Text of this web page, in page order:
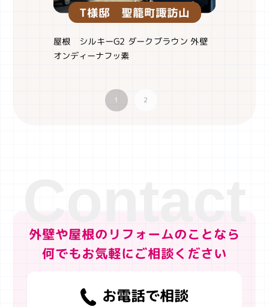
T様邸 聖籠町諏訪山
屋根 シルキーG2 ダークブラウン 外壁
オンディーナフッ素
1 2
外壁や屋根のリフォームのことなら
何でもお気軽にご相談ください
お電話で相談